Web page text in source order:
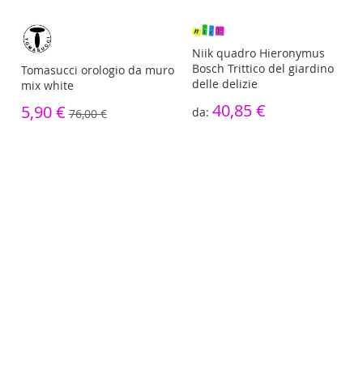
Tomasucci orologio da muro
mix white
5,90 € 76,00 €
Niik quadro Hieronymus
Bosch Trittico del giardino
delle delizie
40,85 €